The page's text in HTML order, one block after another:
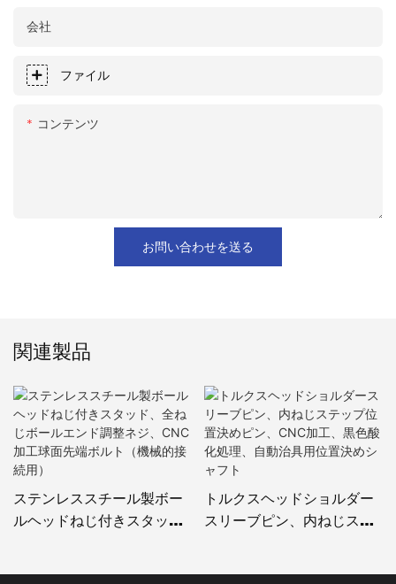
会社
ファイル
コンテンツ
お問い合わせを送る
関連製品
ステンレススチール製ボー
ルヘッドねじ付きスタッ
トルクスヘッドショルダー
スリーブピン、内ねじステ